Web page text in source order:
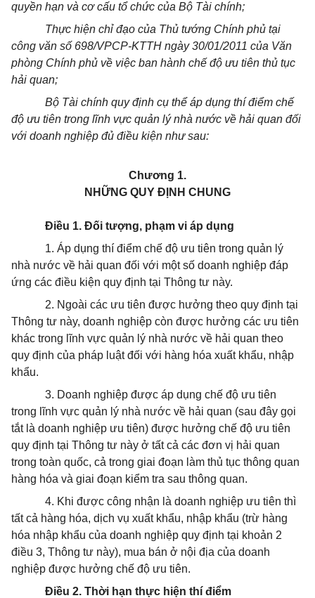
quyền hạn và cơ cấu tổ chức của Bộ Tài chính;
Thực hiện chỉ đạo của Thủ tướng Chính phủ tại
công văn số 698/VPCP-KTTH ngày 30/01/2011 của Văn
phòng Chính phủ về việc ban hành chế độ ưu tiên thủ tục
hải quan;
Bộ Tài chính quy định cụ thể áp dụng thí điểm chế
độ ưu tiên trong lĩnh vực quản lý nhà nước về hải quan đối
với doanh nghiệp đủ điều kiện như sau:
Chương 1.
NHỮNG QUY ĐỊNH CHUNG
Điều 1. Đối tượng, phạm vi áp dụng
1. Áp dụng thí điểm chế độ ưu tiên trong quản lý
nhà nước về hải quan đối với một số doanh nghiệp đáp
ứng các điều kiện quy định tại Thông tư này.
2. Ngoài các ưu tiên được hưởng theo quy định tại
Thông tư này, doanh nghiệp còn được hưởng các ưu tiên
khác trong lĩnh vực quản lý nhà nước về hải quan theo
quy định của pháp luật đối với hàng hóa xuất khẩu, nhập
khẩu.
3. Doanh nghiệp được áp dụng chế độ ưu tiên
trong lĩnh vực quản lý nhà nước về hải quan (sau đây gọi
tắt là doanh nghiệp ưu tiên) được hưởng chế độ ưu tiên
quy định tại Thông tư này ở tất cả các đơn vị hải quan
trong toàn quốc, cả trong giai đoạn làm thủ tục thông quan
hàng hóa và giai đoạn kiểm tra sau thông quan.
4. Khi được công nhận là doanh nghiệp ưu tiên thì
tất cả hàng hóa, dịch vụ xuất khẩu, nhập khẩu (trừ hàng
hóa nhập khẩu của doanh nghiệp quy định tại khoản 2
điều 3, Thông tư này), mua bán ở nội địa của doanh
nghiệp được hưởng chế độ ưu tiên.
Điều 2. Thời hạn thực hiện thí điểm